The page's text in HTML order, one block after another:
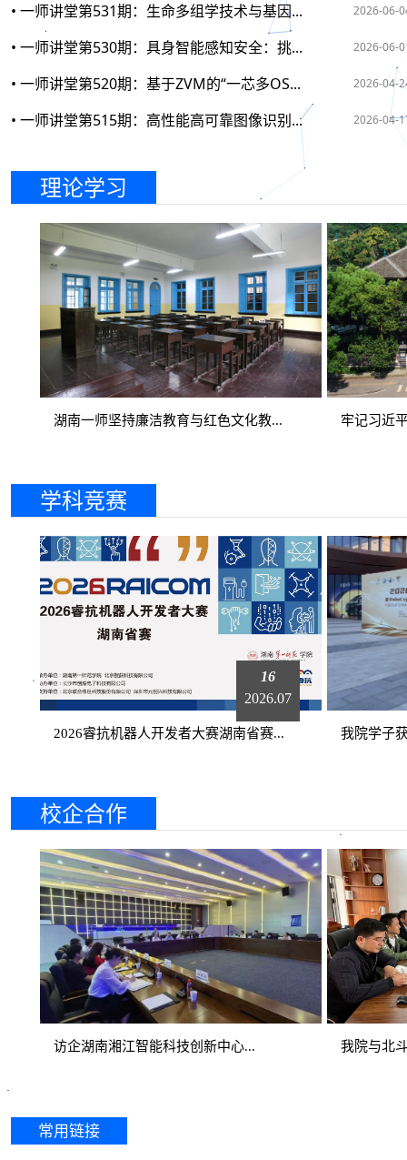
• 一师讲堂第531期：生命多组学技术与基因... 2026-06-
• 一师讲堂第530期：具身智能感知安全：挑... 2026-06-
• 一师讲堂第520期：基于ZVM的“一芯多OS... 2026-04-
• 一师讲堂第515期：高性能高可靠图像识别... 2026-04-
理论学习
湖南一师坚持廉洁教育与红色文化教... 牢记习近
学科竞赛
16
2026.07
2026睿抗机器人开发者大赛湖南省赛... 我院学子
校企合作
访企湖南湘江智能科技创新中心... 我院与北
常用链接